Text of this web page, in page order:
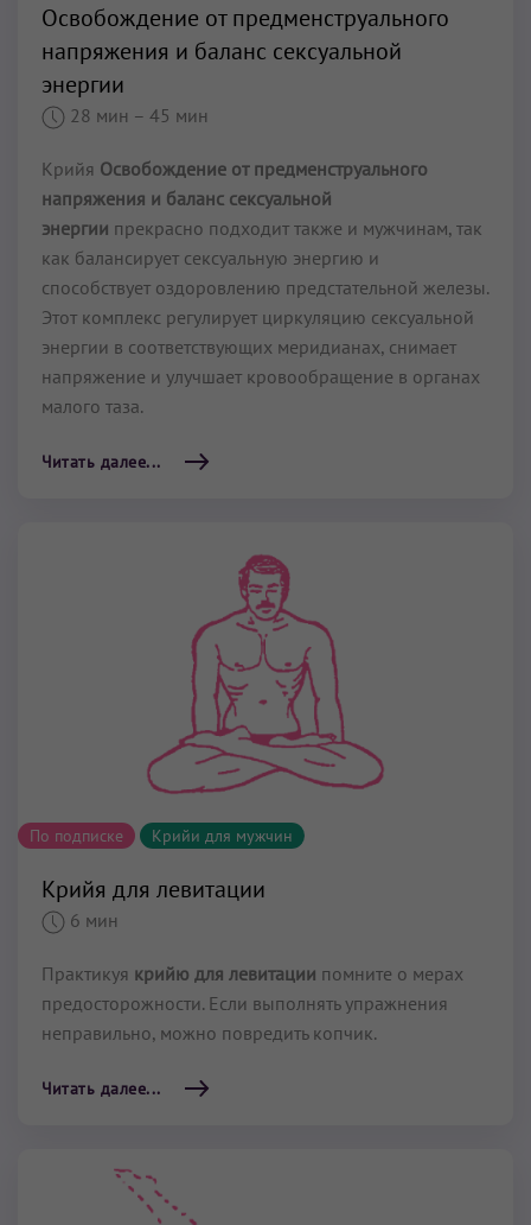
Освобождение от предменструального
напряжения и баланс сексуальной
энергии
28 мин – 45 мин
Крийя Освобождение от предменструального
напряжения и баланс сексуальной
энергии прекрасно подходит также и мужчинам, так
как балансирует сексуальную энергию и
способствует оздоровлению предста­тельной железы.
Этот комплекс регулирует циркуляцию сексуальной
энергии в соответствую­щих меридианах, снимает
напряжение и улучшает кровообра­щение в органах
малого таза.
Читать далее...
По подписке Крийи для мужчин
Крийя для левитации
6 мин
Практикуя крийю для левитации помните о мерах
предосторожности. Если выполнять упражнения
неправильно, можно повредить копчик.
Читать далее...